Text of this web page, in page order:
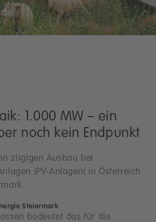
1.000 MW – ein
noch kein Endpunkt
zügigen Ausbau bei
(PV-Anlagen) in Österreich
Steiermark
bedeutet das für die